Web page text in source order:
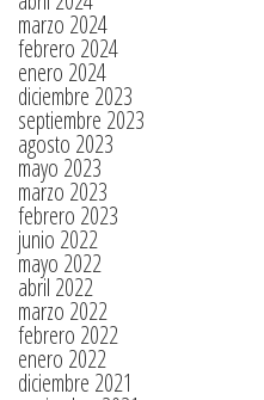
marzo 2024
febrero 2024
enero 2024
diciembre 2023
septiembre 2023
agosto 2023
mayo 2023
marzo 2023
febrero 2023
junio 2022
mayo 2022
abril 2022
marzo 2022
febrero 2022
enero 2022
diciembre 2021